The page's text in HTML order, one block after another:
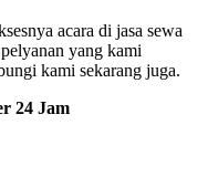
acara di jasa sewa
yang kami
kami sekarang juga.
24 Jam